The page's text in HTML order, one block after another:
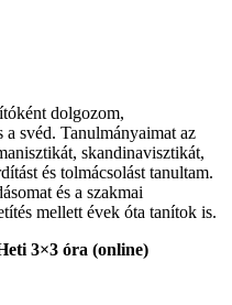
dolgozom,
svéd. Tanulmányaimat az
skandinavisztikát,
és tolmácsolást tanultam.
és a szakmai
mellett évek óta tanítok is.
3×3 óra (online)